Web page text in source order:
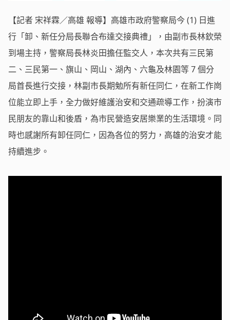
【記者 宋祥霖／高雄 報導】高雄市政府警察局今 (1) 日進
行「卸、新任分局長聯合布達交接典禮」，由副市長林欽榮
到場主持，警察局長林炎田擔任監交人，本次共有三民第
二、三民第一、旗山、岡山、湖內、六龜及林園等 7 個分
局首長進行交接，林副市長期勉所有新任同仁，在新工作崗
位能立即上手，全力做好維護治安和交通疏導工作，扮演市
民朋友的靠山和後盾，為市民營造安居樂業的生活環境。同
時也感謝所有卸任同仁，因為各位的努力，高雄的治安才能
持續進步。